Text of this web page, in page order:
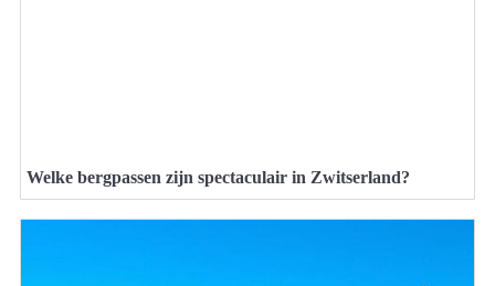
Welke bergpassen zijn spectaculair in Zwitserland?